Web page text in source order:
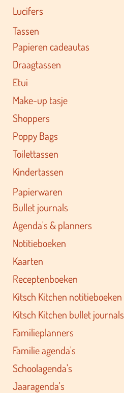
Lucifers
Tassen
Papieren cadeautas
Draagtassen
Etui
Make-up tasje
Shoppers
Poppy Bags
Toilettassen
Kindertassen
Papierwaren
Bullet journals
Agenda's & planners
Notitieboeken
Kaarten
Receptenboeken
Kitsch Kitchen notitieboeken
Kitsch Kitchen bullet journals
Familieplanners
Familie agenda's
Schoolagenda's
Jaaragenda's